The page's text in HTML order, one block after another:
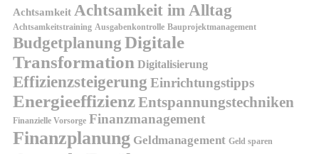
Achtsamkeit Achtsamkeit im Alltag
Achtsamkeitstraining Ausgabenkontrolle Bauprojektmanagement
BudgetplanungDigitale
Transformation Digitalisierung
Effizienzsteigerung Einrichtungstipps
EnergieeffizienzEntspannungstechniken
Finanzielle Vorsorge Finanzmanagement
Finanzplanung Geldmanagement Geld sparen